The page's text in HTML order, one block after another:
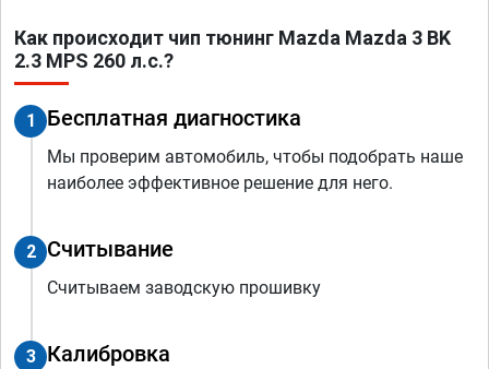
Как происходит чип тюнинг Mazda Mazda 3 BK
2.3 MPS 260 л.с.?
1 Бесплатная диагностика
Мы проверим автомобиль, чтобы подобрать наше
наиболее эффективное решение для него.
2 Считывание
Считываем заводскую прошивку
3 Калибровка